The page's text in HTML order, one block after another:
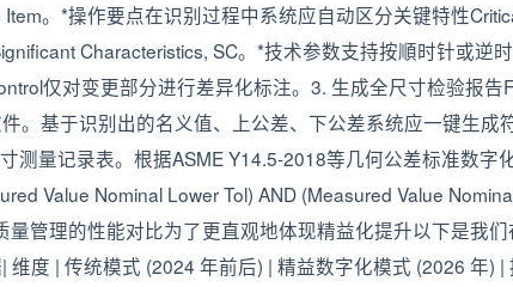
。*操作要点在识别过程中系统应自动区分关键特性
Characteristics, SC。*技术参数支持按順时针或逆
仅对变更部分进行差异化标注。3. 生成全尺寸检验报告
。基于识别出的名义值、上公差、下公差系统应一键生成
测量记录表。根据ASME Y14.5-2018等几何公差标准数字
Value Nominal Lower Tol) AND (Measured Value
量管理的性能对比为了更直观地体现精益化提升以下是我
度 | 传统模式 (2024 年前后) | 精益数字化模式 (2026 年) |